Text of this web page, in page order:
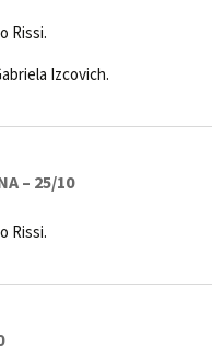
Rissi.
Izcovich.
– 25/10
Rissi.